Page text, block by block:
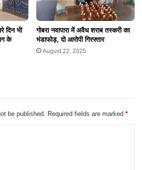
दिन भी
के
गोबरा नवापारा में अवैध शराब तस्करी का
भंडाफोड़, दो आरोपी गिरफ्तार
August 22, 2025
be published. Required fields are marked *